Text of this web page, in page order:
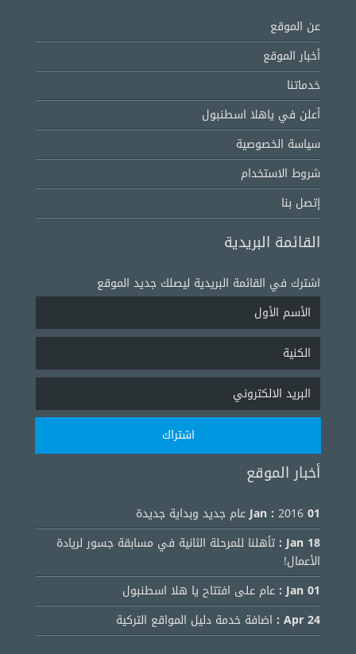
عن الموقع
أخبار الموقع
خدماتنا
أعلن في ياهلا اسطنبول
سياسة الخصوصية
شروط الاستخدام
إتصل بنا
القائمة البريدية
اشترك في القائمة البريدية ليصلك جديد الموقع
أخبار الموقع
01 Jan :2016 عام جديد وبداية جديدة
18 Jan :
تأهلنا للمرحلة الثانية في مسابقة جسور لريادة
الأعمال!
01 Jan :
عام على افتتاح يا هلا اسطنبول
24 Apr :
اضافة خدمة دليل المواقع التركية